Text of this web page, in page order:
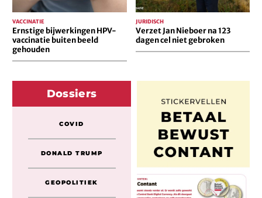
Ernstige bijwerkingen HPV-
vaccinatie buiten beeld
gehouden
VACCINATIE
Verzet Jan Nieboer na 123
dagen cel niet gebroken
JURIDISCH
Dossiers
COVID
DONALD TRUMP
GEOPOLITIEK